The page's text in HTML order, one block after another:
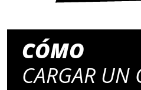
CÓMO
CARGAR UN